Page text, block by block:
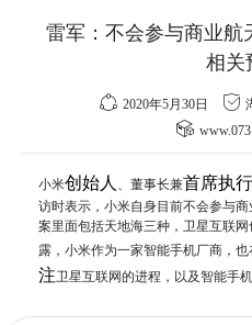
雷军：不会参与商业航
相关
2020年5月30日
小米创始人 、董事长兼首席执
访时表示，小米自身目前不会参与
案里面包括天地海三种，卫星互联
露，小米作为一家智能手机厂商，
注卫星互联网的进程，以及智能手